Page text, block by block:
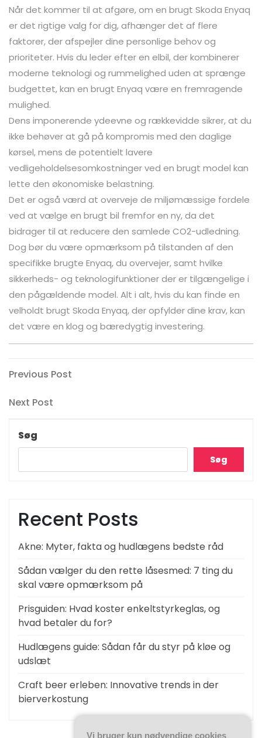
Når det kommer til at afgøre, om en brugt Skoda Enyaq
er det rigtige valg for dig, afhænger det af flere
faktorer, der afspejler dine personlige behov og
prioriteter. Hvis du leder efter en elbil, der kombinerer
moderne teknologi og rummelighed uden at sprænge
budgettet, kan en brugt Enyaq være en fremragende
mulighed.
Dens imponerende ydeevne og rækkevidde sikrer, at du
ikke behøver at gå på kompromis med den daglige
kørsel, mens de potentielt lavere
vedligeholdelsesomkostninger ved en brugt model kan
lette den økonomiske belastning.
Det er også værd at overveje de miljømæssige fordele
ved at vælge en brugt bil fremfor en ny, da det
bidrager til at reducere den samlede CO2-udledning.
Dog bør du være opmærksom på tilstanden af den
specifikke brugte Enyaq, du overvejer, samt hvilke
sikkerheds- og teknologifunktioner der er tilgængelige i
den pågældende model. Alt i alt, hvis du kan finde en
velholdt brugt Skoda Enyaq, der opfylder dine krav, kan
det være en klog og bæredygtig investering.
Indlægsnavigation
Previous
Previous Post
Next
Next Post
Søg
Søg
Recent Posts
Akne: Myter, fakta og hudlægens bedste råd
Sådan vælger du den rette låsesmed: 7 ting du
skal være opmærksom på
Prisguiden: Hvad koster enkeltstyrkeglas, og
hvad betaler du for?
Hudlægens guide: Sådan får du styr på kløe og
udslæt
Craft beer erleben: Innovative trends in der
bierverkostung
Vi bruger kun nødvendige cookies